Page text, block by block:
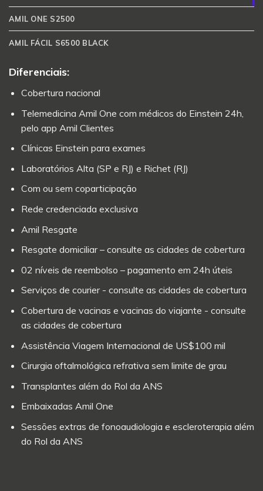
AMIL ONE S2500
AMIL FÁCIL S6500 BLACK
Diferenciais:
Cobertura nacional
Telemedicina Amil One com médicos do Einstein 24h,
pelo app Amil Clientes
Clínicas Einstein para exames
Laboratórios Alta (SP e RJ) e Richet (RJ)
Com ou sem coparticipação
Rede credenciada exclusiva
Amil Resgate
Resgate domiciliar – consulte as cidades de cobertura
02 níveis de reembolso – pagamento em 24h úteis
Serviços de courier - consulte as cidades de cobertura
Cobertura de vacinas e vacinas do viajante - consulte
as cidades de cobertura
Assistência Viagem Internacional de US$100 mil
Cirurgia oftalmológica refrativa sem limite de grau
Transplantes além do Rol da ANS
Embaixadas Amil One
Sessões extras de fonoaudiologia e escleroterapia além
do Rol da ANS